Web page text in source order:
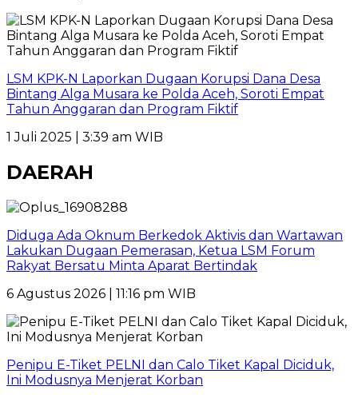
LSM KPK-N Laporkan Dugaan Korupsi Dana Desa
Bintang Alga Musara ke Polda Aceh, Soroti Empat
Tahun Anggaran dan Program Fiktif
1 Juli 2025 | 3:39 am WIB
DAERAH
Diduga Ada Oknum Berkedok Aktivis dan Wartawan
Lakukan Dugaan Pemerasan, Ketua LSM Forum
Rakyat Bersatu Minta Aparat Bertindak
6 Agustus 2026 | 11:16 pm WIB
Penipu E-Tiket PELNI dan Calo Tiket Kapal Diciduk,
Ini Modusnya Menjerat Korban